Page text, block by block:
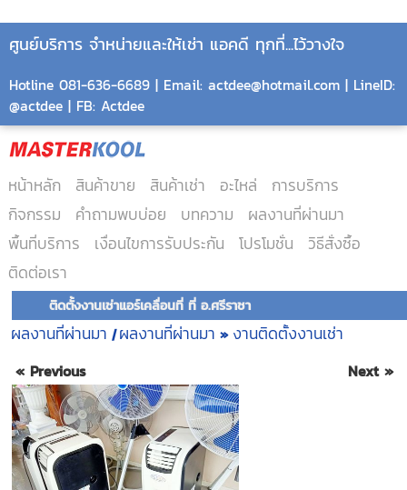
ศูนย์บริการ จำหน่ายและให้เช่า แอคดี ทุกที่...ไว้วางใจ
Hotline 081-636-6689 | Email: actdee@hotmail.com | LineID:
@actdee | FB: Actdee
หน้าหลัก สินค้าขาย สินค้าเช่า อะไหล่
การบริการ
กิจกรรม
คำถามพบบ่อย บทความ
ผลงานที่ผ่านมา
พื้นที่บริการ
เงื่อนไขการรับประกัน โปรโมชั่น
วิธีสั่งซื้อ
ติดต่อเรา
ติดตั้งงานเช่าแอร์เคลื่อนที่ ที่ อ.ศรีราชา
ผลงานที่ผ่านมา | ผลงานที่ผ่านมา » งานติดตั้งงานเช่า
« Previous Next »